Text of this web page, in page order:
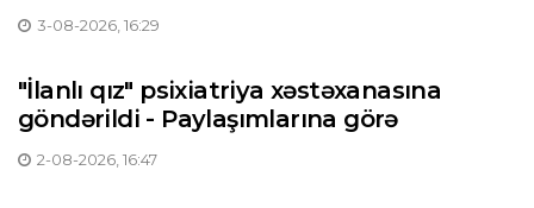
3-08-2026, 16:29
"İlanlı qız" psixiatriya xəstəxanasına
göndərildi - Paylaşımlarına görə
2-08-2026, 16:47